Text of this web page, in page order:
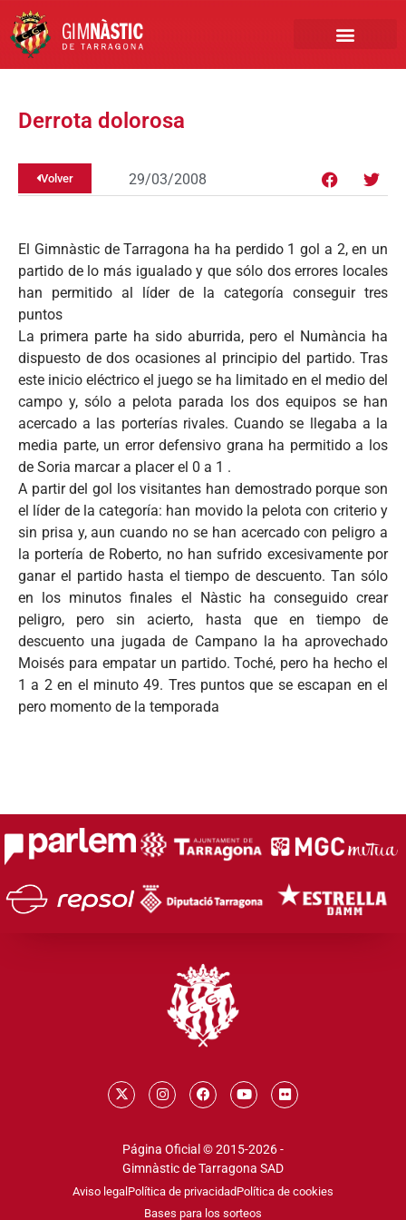
Derrota dolorosa
Volver 29/03/2008
El Gimnàstic de Tarragona ha ha perdido 1 gol a 2, en un
partido de lo más igualado y que sólo dos errores locales
han permitido al líder de la categoría conseguir tres
puntos
La primera parte ha sido aburrida, pero el Numància ha
dispuesto de dos ocasiones al principio del partido. Tras
este inicio eléctrico el juego se ha limitado en el medio del
campo y, sólo a pelota parada los dos equipos se han
acercado a las porterías rivales. Cuando se llegaba a la
media parte, un error defensivo grana ha permitido a los
de Soria marcar a placer el 0 a 1 .
A partir del gol los visitantes han demostrado porque son
el líder de la categoría: han movido la pelota con criterio y
sin prisa y, aun cuando no se han acercado con peligro a
la portería de Roberto, no han sufrido excesivamente por
ganar el partido hasta el tiempo de descuento. Tan sólo
en los minutos finales el Nàstic ha conseguido crear
peligro, pero sin acierto, hasta que en tiempo de
descuento una jugada de Campano la ha aprovechado
Moisés para empatar un partido. Toché, pero ha hecho el
1 a 2 en el minuto 49. Tres puntos que se escapan en el
pero momento de la temporada
Página Oficial © 2015-2026 -
Gimnàstic de Tarragona SAD
Aviso legal Política de privacidadPolítica de cookies
Bases para los sorteos